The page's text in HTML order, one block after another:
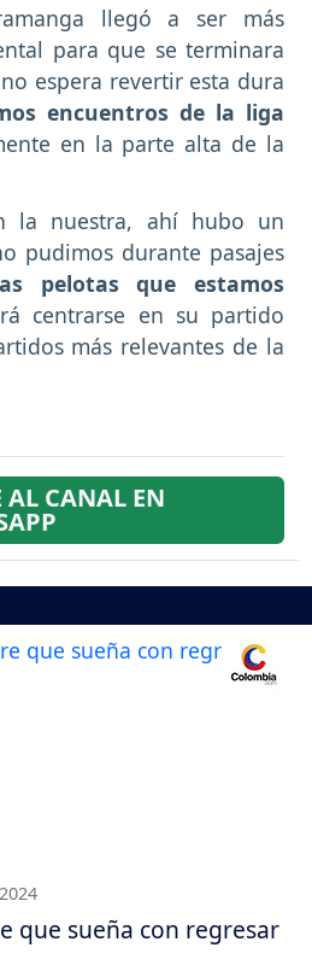
llegó a ser más
para que se terminara
espera revertir esta dura
encuentros de la liga
en la parte alta de la
la nuestra, ahí hubo un
pudimos durante pasajes
pelotas que estamos
centrarse en su partido
más relevantes de la
AL CANAL EN
que sueña con regresar